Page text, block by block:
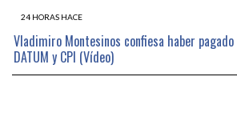
24 HORAS HACE
Vladimiro Montesinos confiesa haber
DATUM y CPI (Vídeo)